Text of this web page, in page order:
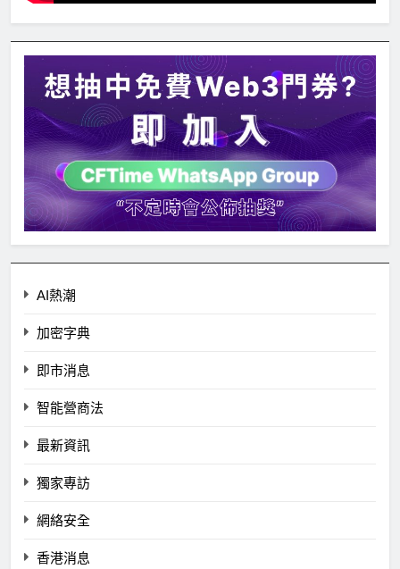
AI熱潮
加密字典
即市消息
智能營商法
最新資訊
獨家專訪
網絡安全
香港消息